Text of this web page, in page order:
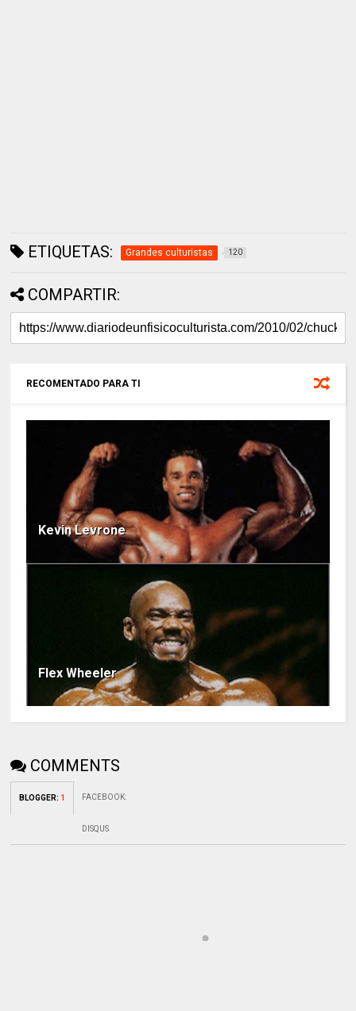
ETIQUETAS: Grandes culturistas 120
COMPARTIR:
RECOMENTADO PARA TI
Kevin Levrone
Flex Wheeler
COMMENTS
BLOGGER: 1 FACEBOOK:
DISQUS